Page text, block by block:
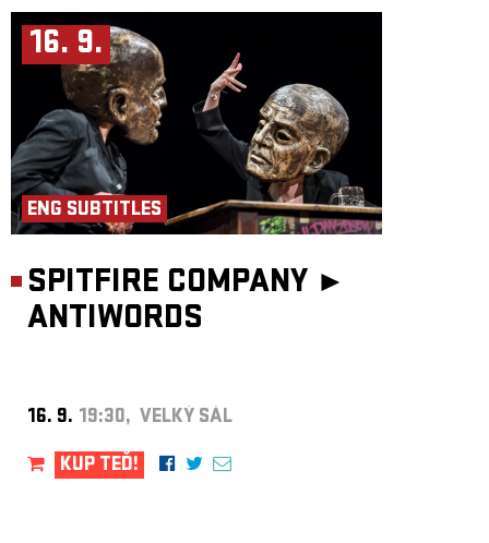
16. 9.
ENG SUBTITLES
SPITFIRE COMPANY ►
ANTIWORDS
16. 9. 19:30, VELKÝ SÁL
KUP TEĎ!